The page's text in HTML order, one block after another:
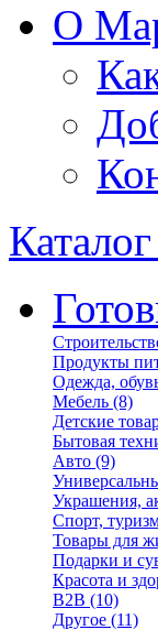
О
Продукты
Одежда,
Мебель (8)
Детские
Бытовая
Авто (9)
Украшения,
Спорт,
Товары для
Подарки и
Красота и
B2B (10)
Другое (11)